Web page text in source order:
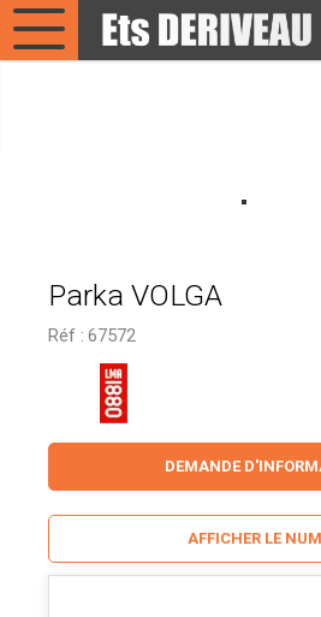
Parka VOLGA
Réf : 67572
DEMANDE
AFFICHER LE